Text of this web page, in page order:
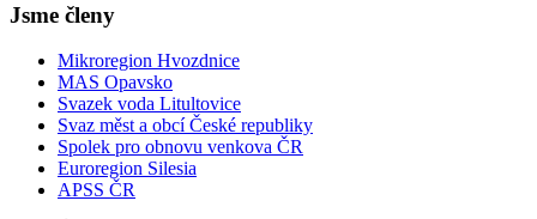
Jsme členy
Mikroregion Hvozdnice
MAS Opavsko
Svazek voda Litultovice
Svaz měst a obcí České republiky
Spolek pro obnovu venkova ČR
Euroregion Silesia
APSS ČR